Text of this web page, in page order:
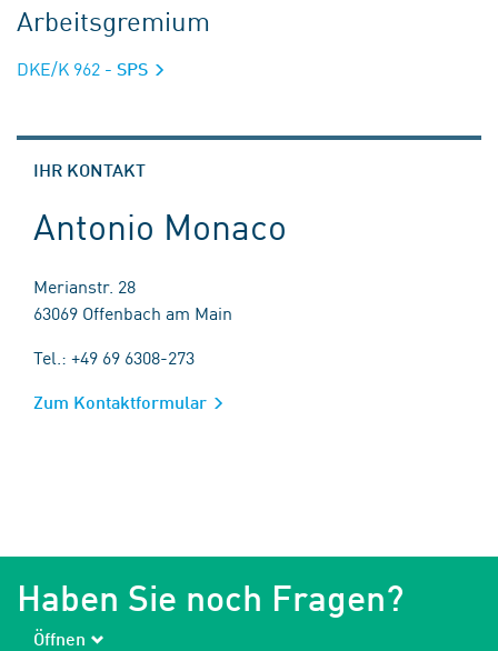
Arbeitsgremium
DKE/K 962 - SPS
IHR KONTAKT
Antonio Monaco
Merianstr. 28
63069 Offenbach am Main
Tel.: +49 69 6308-273
Zum Kontaktformular
Haben Sie noch Fragen?
Öffnen